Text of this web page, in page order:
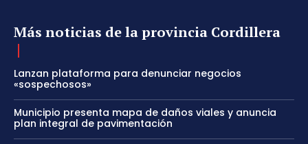
Más noticias de la provincia Cordillera
Lanzan plataforma para denunciar negocios
«sospechosos»
Municipio presenta mapa de daños viales y anuncia
plan integral de pavimentación